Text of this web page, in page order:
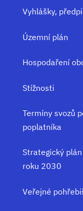
Vyhlášky,
Územní plán
Hospodaření
Stížnosti
Termíny svozů
poplatníka
Strategický
roku 2030
Veřejné